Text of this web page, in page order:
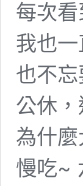
每次
我也
也不
公休
為什
慢吃~